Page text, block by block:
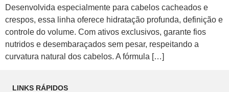
Desenvolvida especialmente para cabelos cacheados e
crespos, essa linha oferece hidratação profunda, definição e
controle do volume. Com ativos exclusivos, garante fios
nutridos e desembaraçados sem pesar, respeitando a
curvatura natural dos cabelos. A fórmula […]
LINKS RÁPIDOS